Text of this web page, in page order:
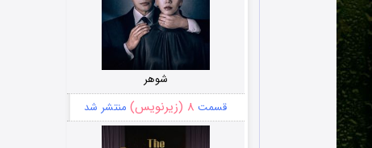
شوهر
قسمت ۸ (زیرنویس) منتشر شد